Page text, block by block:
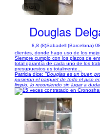
1/40
Douglas
8,8 (8)Sabadell (Barcelona)
clientes, donde hago uso de los
Siempre cumplo con los plazos de
total garantía de cada uno de los
presupuestos es totalmente...
Patricia dice: "Douglas es un buen
pusieron el parquet de todo el piso
limpio, lo recomiendo sin lugar a